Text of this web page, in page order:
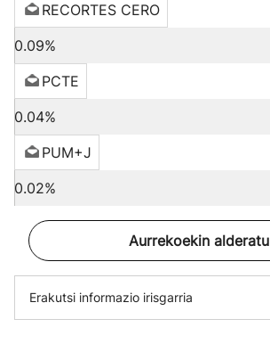
RECORTES CERO
0.09%
PCTE
0.04%
PUM+J
0.02%
Aurrekoekin alderatu
Erakutsi informazio irisgarria